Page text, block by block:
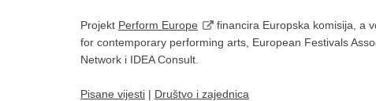
Projekt Perform Europe
financira Europska komisija, a
for contemporary performing arts, European Festivals
Network i IDEA Consult.
Pisane vijesti | Društvo i zajednica